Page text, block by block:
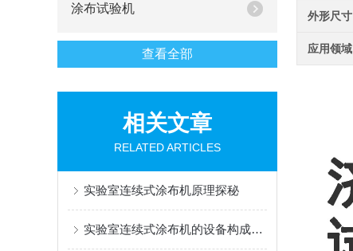
涂布试验机
查看全部
相关文章
RELATED ARTICLES
实验室连续式涂布机原理探秘
实验室连续式涂布机的设备构成是怎样的？
外形尺寸
应用领域